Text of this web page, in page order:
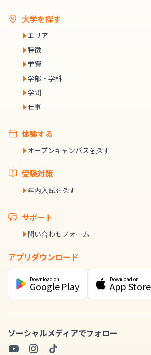
大学を探す
エリア
特徴
学費
学部・学科
学問
仕事
体験する
オープンキャンパスを探す
受験対策
年内入試を探す
サポート
問い合わせフォーム
アプリダウンロード
Download on
Google Play
Download on
App Store
ソーシャルメディアでフォロー